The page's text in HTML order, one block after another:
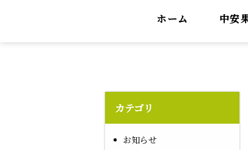
ホーム 中安
カテゴリ
お知らせ